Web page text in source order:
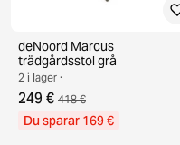
deNoord Marcus
trädgårdsstol grå
2 i lager ·
249 € 418 €
Du sparar 169 €